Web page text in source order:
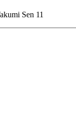
Sen 11